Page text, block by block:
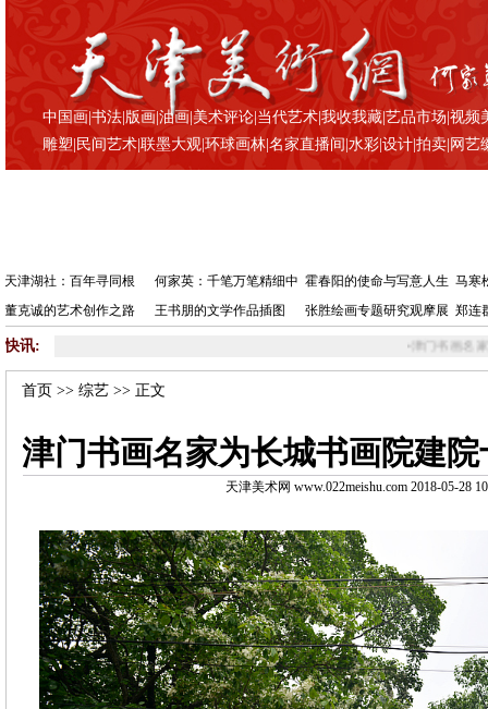
中国画 |书法 版画 |油画 |美术评论 当代艺术 |我收我藏 |艺品市场 |视频
雕塑 民间艺术 |联墨大观 |环球画林 |名家直播间 |水彩 |设计 |拍卖 网艺
天津湖社：百年寻同根 何家英：千笔万笔精细中 霍春阳的使命与写意人生 马寒
董克诚的艺术创作之路
王书朋的文学作品插图 张胜绘画专题研究观摩展 郑连
快讯: 津门书画名家为长城书画院建院十周
首页 >>综艺 >> 正文
津门书画名家为长城书画院建
天津美术网 www.022meishu.com 2018-05-28